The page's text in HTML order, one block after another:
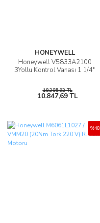
HONEYWELL
Honeywell V5833A2100
3Yollu Kontrol Vanası 1 1/4''
18.385,92 TL
10.847,69 TL
%48